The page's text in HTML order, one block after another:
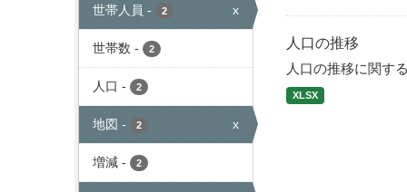
世帯人員 - 2 x
世帯数 - 2
人口 - 2
地図 - 2 x
増減 - 2
人口の推移
人口の推移に関す
XLSX